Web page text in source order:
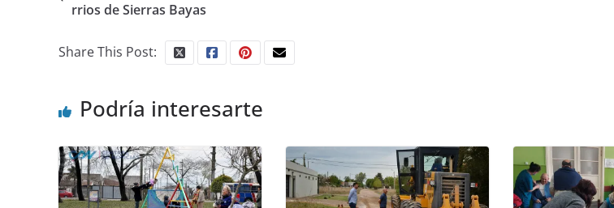
rrios de Sierras Bayas
Share This Post:
Podría interesarte